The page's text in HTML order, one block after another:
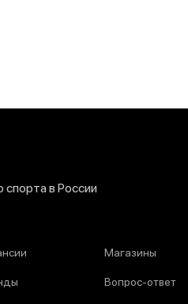
в России
Магазины
Вопрос-ответ